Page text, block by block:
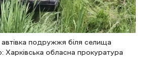
подружжя біля селища
обласна прокуратура